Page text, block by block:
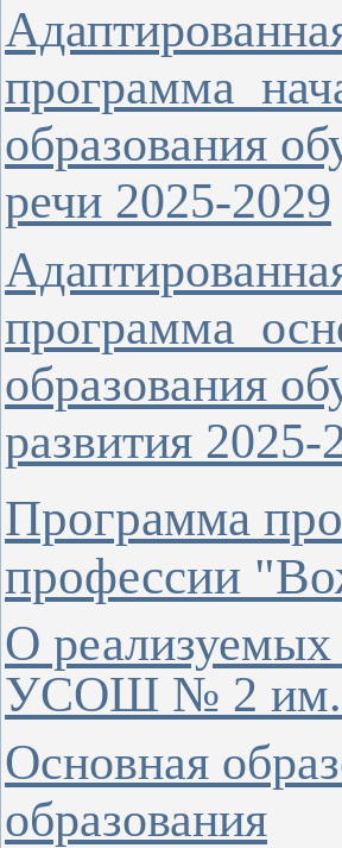
программа
образования
речи 2025-2029
программа
образования
развития 2025-
Программа
профессии
О
УСОШ № 2 им.
Основная
образования